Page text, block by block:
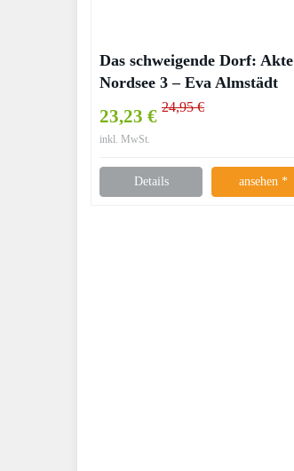
Das schweigende Dorf: Akte
Nordsee 3 – Eva Almstädt
23,23 € 24,95 €
inkl. MwSt.
Details ansehen *